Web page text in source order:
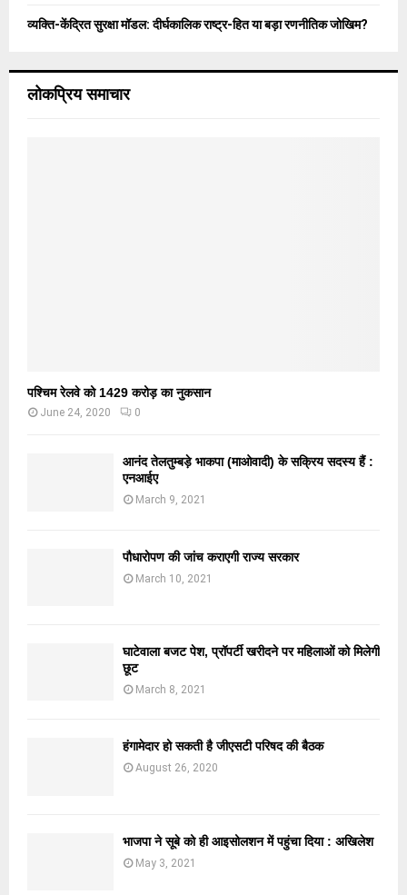
व्यक्ति-केंद्रित सुरक्षा मॉडल: दीर्घकालिक राष्ट्र-हित या बड़ा रणनीतिक जोखिम?
लोकप्रिय समाचार
पश्चिम रेलवे को 1429 करोड़ का नुकसान
June 24, 2020 0
आनंद तेलतुम्बड़े भाकपा (माओवादी) के सक्रिय सदस्य हैं :
एनआईए
March 9, 2021
पौधारोपण की जांच कराएगी राज्य सरकार
March 10, 2021
घाटेवाला बजट पेश, प्रॉपर्टी खरीदने पर महिलाओं को मिलेगी
छूट
March 8, 2021
हंगामेदार हो सकती है जीएसटी परिषद की बैठक
August 26, 2020
भाजपा ने सूबे को ही आइसोलशन में पहुंचा दिया : अखिलेश
May 3, 2021